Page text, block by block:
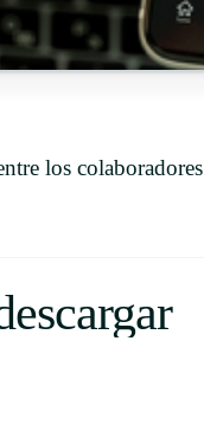
los colaboradores